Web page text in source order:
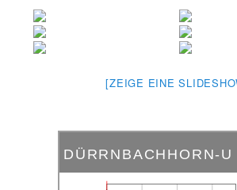
[ZEIGE EINE
DÜRRNBACHHORN-U